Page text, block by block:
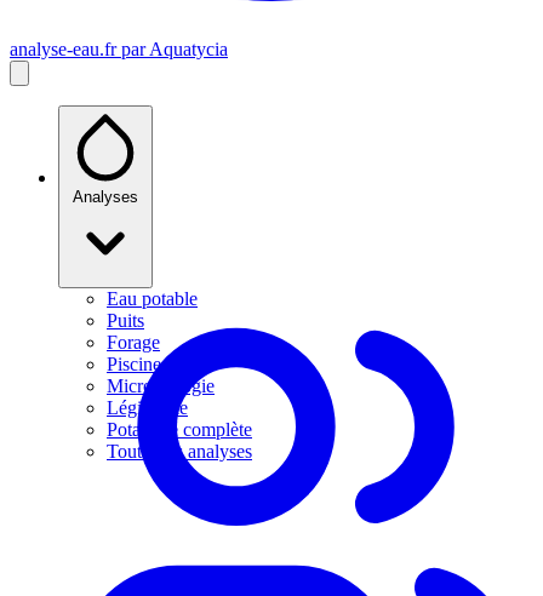
analyse-eau.fr par Aquatycia
Analyses
Eau potable
Puits
Forage
Piscine
Microbiologie
Légionelle
Potabilité complète
Toutes les analyses